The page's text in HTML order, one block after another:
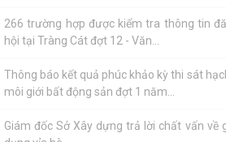
thành phố
Công bố thông tin của Công ty cổ phần tư
Quyết định công bố thủ tục hành chính
thuộc phạm vi, chức năng quản lý...
Thông tin về số lượng căn hộ chung cư